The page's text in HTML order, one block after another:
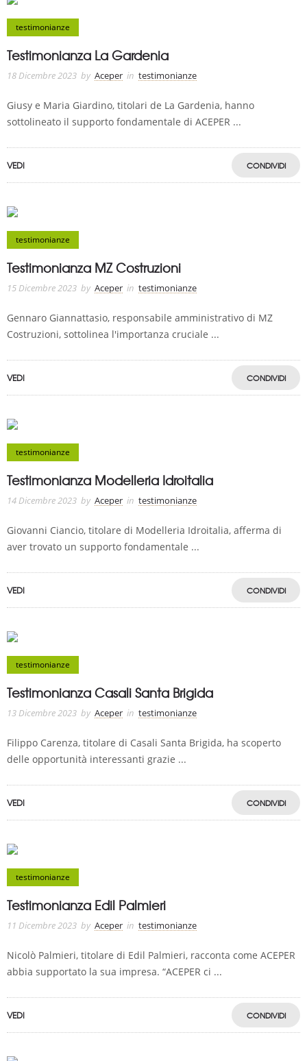
testimonianze
Testimonianza La Gardenia
18 Dicembre 2023 by Aceper in testimonianze
Giusy e Maria Giardino, titolari de La Gardenia, hanno
sottolineato il supporto fondamentale di ACEPER ...
VEDI CONDIVIDI
testimonianze
Testimonianza MZ Costruzioni
15 Dicembre 2023 by Aceper in testimonianze
Gennaro Giannattasio, responsabile amministrativo di MZ
Costruzioni, sottolinea l'importanza cruciale ...
VEDI CONDIVIDI
testimonianze
Testimonianza Modelleria Idroitalia
14 Dicembre 2023 by Aceper in testimonianze
Giovanni Ciancio, titolare di Modelleria Idroitalia, afferma di
aver trovato un supporto fondamentale ...
VEDI CONDIVIDI
testimonianze
Testimonianza Casali Santa Brigida
13 Dicembre 2023 by Aceper in testimonianze
Filippo Carenza, titolare di Casali Santa Brigida, ha scoperto
delle opportunità interessanti grazie ...
VEDI CONDIVIDI
testimonianze
Testimonianza Edil Palmieri
11 Dicembre 2023 by Aceper in testimonianze
Nicolò Palmieri, titolare di Edil Palmieri, racconta come ACEPER
abbia supportato la sua impresa. “ACEPER ci ...
VEDI CONDIVIDI